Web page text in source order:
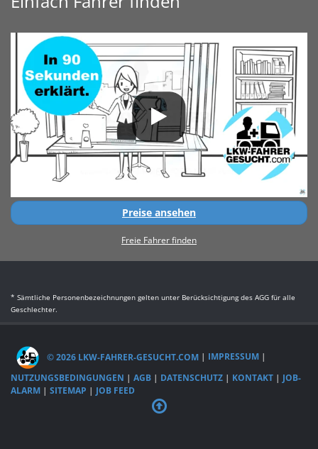
Preise ansehen
Freie Fahrer finden
* Sämtliche Personenbezeichnungen gelten unter Berücksichtigung des AGG für alle
Geschlechter.
© 2026 LKW-FAHRER-GESUCHT.COM | IMPRESSUM |
NUTZUNGSBEDINGUNGEN | AGB | DATENSCHUTZ | KONTAKT | JOB-
ALARM | SITEMAP | JOB FEED